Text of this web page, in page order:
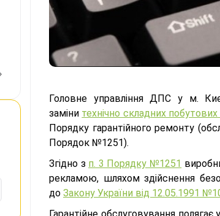
Головне управління ДПС у м.
заміни технічно складних побутових
Порядку гарантійного ремонту
Порядок №1251).
Згідно з п. 3 Порядку №1251
рекламою, шляхом здійснення
до Закону України від 12.05.1991